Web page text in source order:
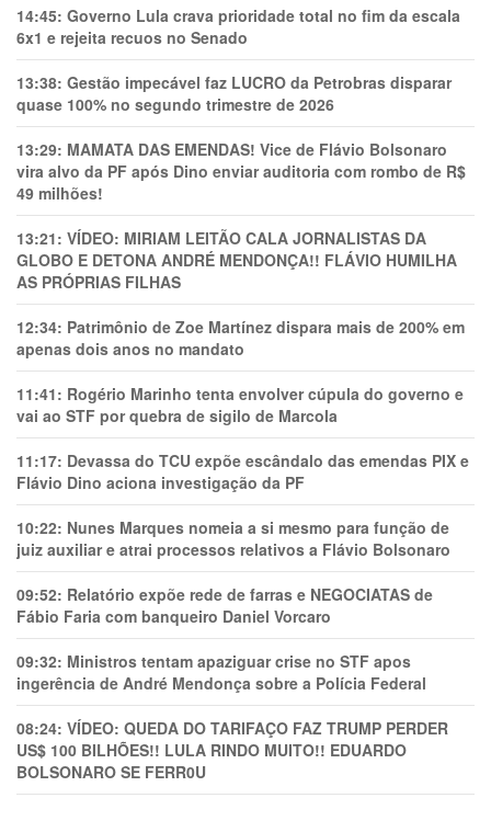
14:45: Governo Lula crava prioridade total no fim da escala
6x1 e rejeita recuos no Senado
13:38: Gestão impecável faz LUCRO da Petrobras disparar
quase 100% no segundo trimestre de 2026
13:29: MAMATA DAS EMENDAS! Vice de Flávio Bolsonaro
vira alvo da PF após Dino enviar auditoria com rombo de R$
49 milhões!
13:21: VÍDEO: MIRIAM LEITÃO CALA JORNALISTAS DA
GLOBO E DETONA ANDRÉ MENDONÇA!! FLÁVIO HUMILHA
AS PRÓPRIAS FILHAS
12:34: Patrimônio de Zoe Martínez dispara mais de 200% em
apenas dois anos no mandato
11:41: Rogério Marinho tenta envolver cúpula do governo e
vai ao STF por quebra de sigilo de Marcola
11:17: Devassa do TCU expõe escândalo das emendas PIX e
Flávio Dino aciona investigação da PF
10:22: Nunes Marques nomeia a si mesmo para função de
juiz auxiliar e atrai processos relativos a Flávio Bolsonaro
09:52: Relatório expõe rede de farras e NEGOCIATAS de
Fábio Faria com banqueiro Daniel Vorcaro
09:32: Ministros tentam apaziguar crise no STF apos
ingerência de André Mendonça sobre a Polícia Federal
08:24: VÍDEO: QUEDA DO TARIFAÇO FAZ TRUMP PERDER
US$ 100 BILHÕES!! LULA RINDO MUITO!! EDUARDO
BOLSONARO SE FERR0U